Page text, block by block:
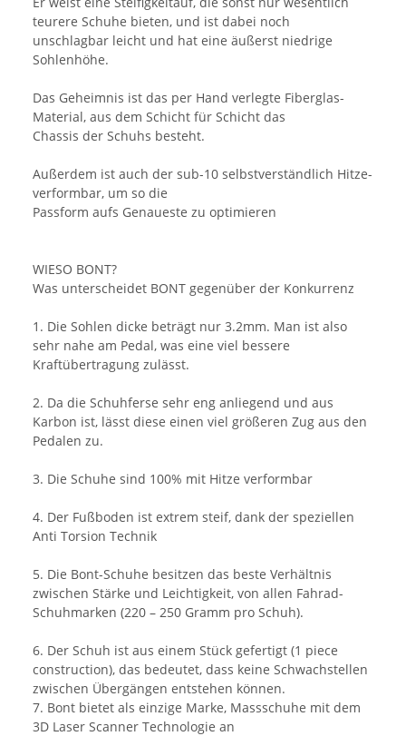
teurere Schuhe bieten, und ist dabei noch
unschlagbar leicht und hat eine äußerst niedrige
Sohlenhöhe.
Das Geheimnis ist das per Hand verlegte Fiberglas-
Material, aus dem Schicht für Schicht das
Chassis der Schuhs besteht.
Außerdem ist auch der sub-10 selbstverständlich Hitze-
verformbar, um so die
Passform aufs Genaueste zu optimieren
WIESO BONT?
Was unterscheidet BONT gegenüber der Konkurrenz
1. Die Sohlen dicke beträgt nur 3.2mm. Man ist also
sehr nahe am Pedal, was eine viel bessere
Kraftübertragung zulässt.
2. Da die Schuhferse sehr eng anliegend und aus
Karbon ist, lässt diese einen viel größeren Zug aus den
Pedalen zu.
3. Die Schuhe sind 100% mit Hitze verformbar
4. Der Fußboden ist extrem steif, dank der speziellen
Anti Torsion Technik
5. Die Bont-Schuhe besitzen das beste Verhältnis
zwischen Stärke und Leichtigkeit, von allen Fahrad-
Schuhmarken (220 – 250 Gramm pro Schuh).
6. Der Schuh ist aus einem Stück gefertigt (1 piece
construction), das bedeutet, dass keine Schwachstellen
zwischen Übergängen entstehen können.
7. Bont bietet als einzige Marke, Massschuhe mit dem
3D Laser Scanner Technologie an